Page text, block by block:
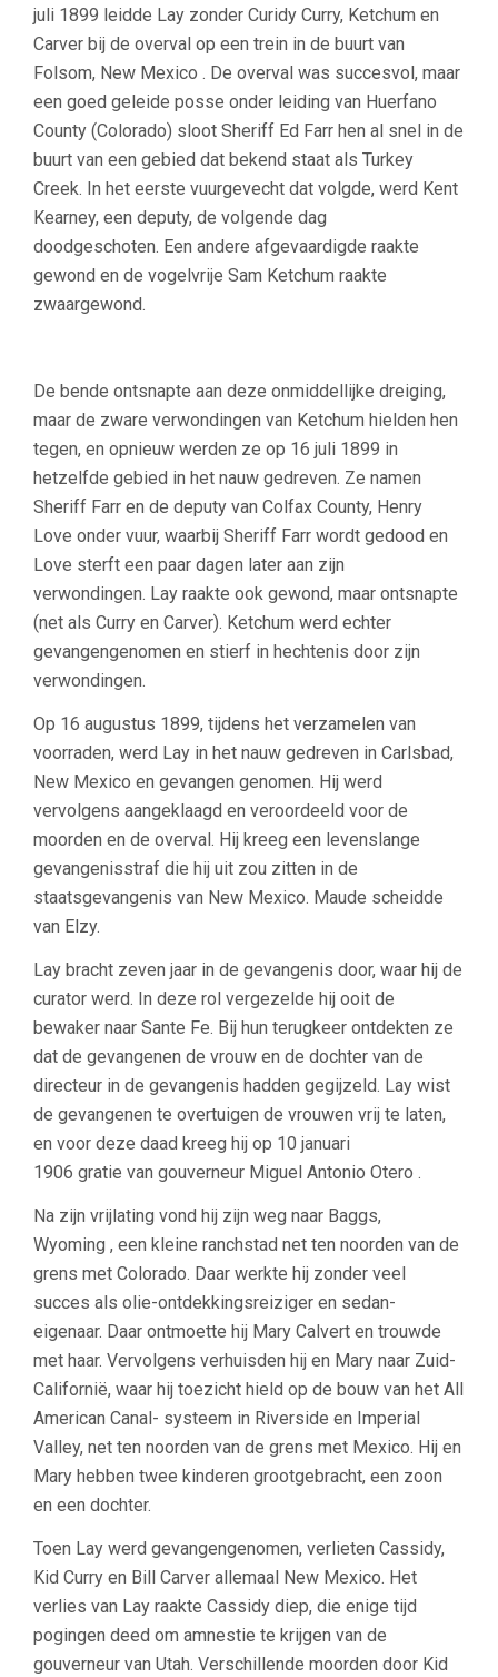
juli 1899 leidde Lay zonder Curidy Curry, Ketchum en
Carver bij de overval op een trein in de buurt van
Folsom, New Mexico . De overval was succesvol, maar
een goed geleide posse onder leiding van Huerfano
County (Colorado) sloot Sheriff Ed Farr hen al snel in de
buurt van een gebied dat bekend staat als Turkey
Creek. In het eerste vuurgevecht dat volgde, werd Kent
Kearney, een deputy, de volgende dag
doodgeschoten. Een andere afgevaardigde raakte
gewond en de vogelvrije Sam Ketchum raakte
zwaargewond.
De bende ontsnapte aan deze onmiddellijke dreiging,
maar de zware verwondingen van Ketchum hielden hen
tegen, en opnieuw werden ze op 16 juli 1899 in
hetzelfde gebied in het nauw gedreven. Ze namen
Sheriff Farr en de deputy van Colfax County, Henry
Love onder vuur, waarbij Sheriff Farr wordt gedood en
Love sterft een paar dagen later aan zijn
verwondingen. Lay raakte ook gewond, maar ontsnapte
(net als Curry en Carver). Ketchum werd echter
gevangengenomen en stierf in hechtenis door zijn
verwondingen.
Op 16 augustus 1899, tijdens het verzamelen van
voorraden, werd Lay in het nauw gedreven in Carlsbad,
New Mexico en gevangen genomen. Hij werd
vervolgens aangeklaagd en veroordeeld voor de
moorden en de overval. Hij kreeg een levenslange
gevangenisstraf die hij uit zou zitten in de
staatsgevangenis van New Mexico. Maude scheidde
van Elzy.
Lay bracht zeven jaar in de gevangenis door, waar hij de
curator werd. In deze rol vergezelde hij ooit de
bewaker naar Sante Fe. Bij hun terugkeer ontdekten ze
dat de gevangenen de vrouw en de dochter van de
directeur in de gevangenis hadden gegijzeld. Lay wist
de gevangenen te overtuigen de vrouwen vrij te laten,
en voor deze daad kreeg hij op 10 januari
1906 gratie van gouverneur Miguel Antonio Otero .
Na zijn vrijlating vond hij zijn weg naar Baggs,
Wyoming , een kleine ranchstad net ten noorden van de
grens met Colorado. Daar werkte hij zonder veel
succes als olie-ontdekkingsreiziger en sedan-
eigenaar. Daar ontmoette hij Mary Calvert en trouwde
met haar. Vervolgens verhuisden hij en Mary naar Zuid-
Californië, waar hij toezicht hield op de bouw van het All
American Canal- systeem in Riverside en Imperial
Valley, net ten noorden van de grens met Mexico. Hij en
Mary hebben twee kinderen grootgebracht, een zoon
en een dochter.
Toen Lay werd gevangengenomen, verlieten Cassidy,
Kid Curry en Bill Carver allemaal New Mexico. Het
verlies van Lay raakte Cassidy diep, die enige tijd
pogingen deed om amnestie te krijgen van de
gouverneur van Utah. Verschillende moorden door Kid